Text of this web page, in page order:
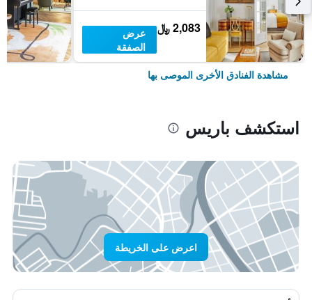
2,083 ﷼
عرض
الصفقة
مشاهدة الفنادق الأخرى الموصى بها
استكشف باريس
اعرض على الخريطة